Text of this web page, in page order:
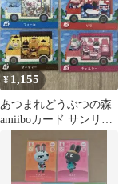
¥ 1,155
あつまれどうぶつの森
amiiboカード サンリオ